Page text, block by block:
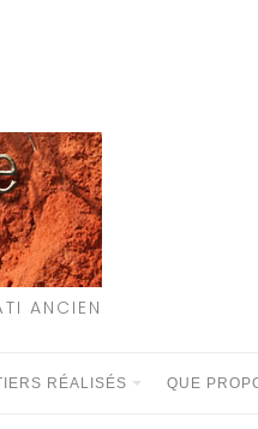
ANCIEN
RÉALISÉS QUE